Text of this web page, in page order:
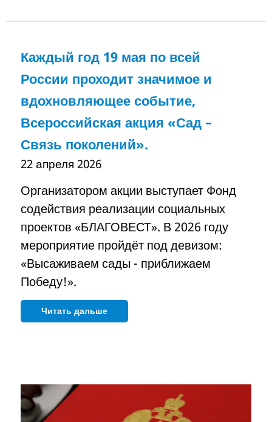
Каждый год 19 мая по всей
России проходит значимое и
вдохновляющее событие,
Всероссийская акция «Сад –
Связь поколений».
22 апреля 2026
Организатором акции выступает Фонд
содействия реализации социальных
проектов «БЛАГОВЕСТ». В 2026 году
мероприятие пройдёт под девизом:
«Высаживаем сады - приближаем
Победу!».
Читать дальше